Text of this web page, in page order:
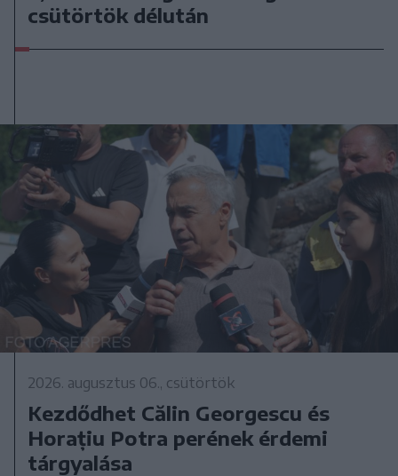
csütörtök délután
2026. augusztus 06., csütörtök
Kezdődhet Călin Georgescu és
Horațiu Potra perének érdemi
tárgyalása